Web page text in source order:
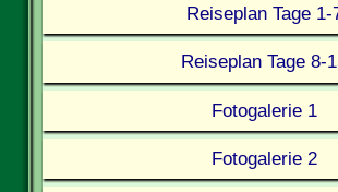
Reiseplan Tage 1-
Reiseplan Tage 8-
Fotogalerie 1
Fotogalerie 2